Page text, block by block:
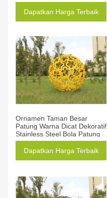
Dapatkan Harga Terbaik
Ornamen Taman Besar
Patung Warna Dicat Dekoratif
Stainless Steel Bola Patung
Dapatkan Harga Terbaik